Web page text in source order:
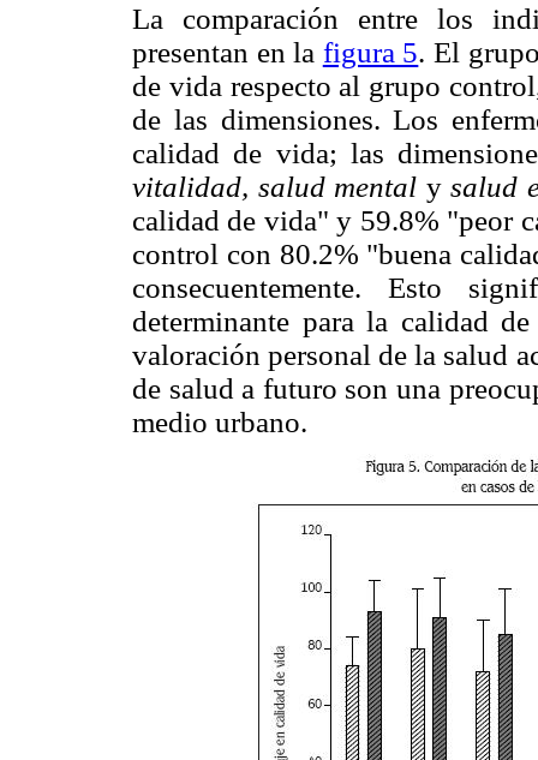
La comparación entre los
presentan en la figura 5. El
de vida respecto al grupo
de las dimensiones. Los
calidad de vida; las
vitalidad, salud mental ysalud
calidad de vida" y 59.8% "peor
control con 80.2% "buena
consecuentemente. Esto
determinante para la calidad
valoración personal de la salud
de salud a futuro son una
medio urbano.